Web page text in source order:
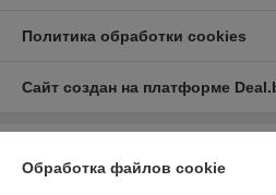
Политика обработки cookies
Сайт создан на платформе
Обработка файлов cookie